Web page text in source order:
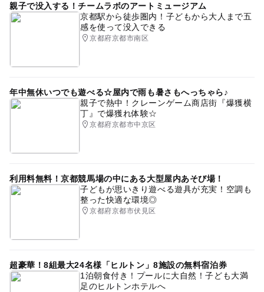
無料観覧日あり カフェあり 阪急京都本線(京都府)
寒くても楽しめる 雨の日でもOK
夜まで遊べる GW2016 京都市営地下鉄烏丸線
音楽
親子で没入する！チームラボのアートミュージアム
京都駅から徒歩圏内！子どもから大人まで五
感を使って没入できる
京都府京都市南区
年中無休いつでも遊べる☆屋内で雨も暑さもへっちゃら♪
親子で熱中！クレーンゲーム商店街『爆獲横
丁』で爆獲れ体験☆
京都府京都市中京区
利用料無料！京都競馬場の中にある大型屋内あそび場！
子どもが思いきり遊べる遊具が充実！空調も
整った快適な環境◎
京都府京都市伏見区
超豪華！8組最大24名様「ヒルトン」8施設の無料宿泊券
1泊朝食付き！プールに大自然！子ども大満
足のヒルトンホテルへ